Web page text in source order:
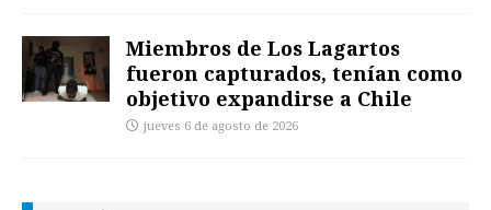
Miembros de Los Lagartos
fueron capturados, tenían como
objetivo expandirse a Chile
jueves 6 de agosto de 2026